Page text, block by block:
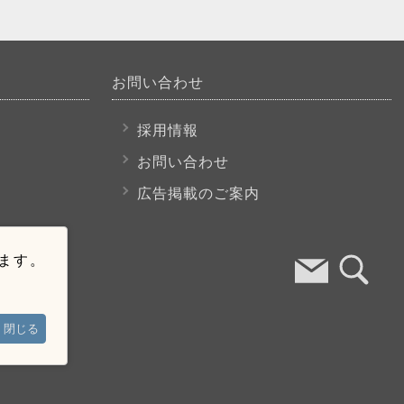
。
閉じる
お問い合わせ
採用情報
お問い合わせ
広告掲載のご案内